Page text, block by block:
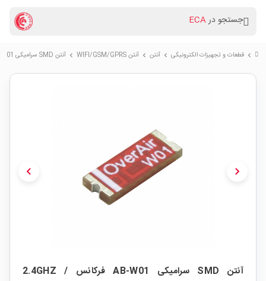
جستجو درECA
chevron_right قطعات و تجهیزات الکترونیکی chevron_right آنتن chevron_right آنتن WIFI/GSM/GPRS chevron_right آنتن SMD سرامیکی AB-W01 فرکانس 2.4GHZ / 5.8GHZ
chevron_left chevron_right
آنتن SMD سرامیکی AB-W01 فرکانس 2.4GHZ /